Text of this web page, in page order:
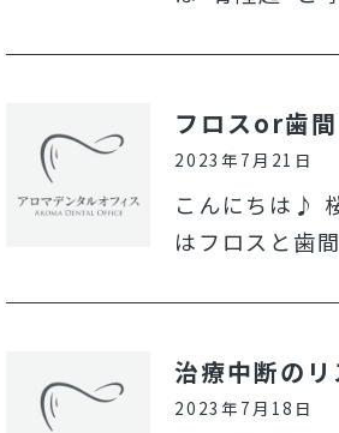
フロスor歯
2023年7月21日
こんにちは♪
はフロスと歯
治療中断のリ
2023年7月18日